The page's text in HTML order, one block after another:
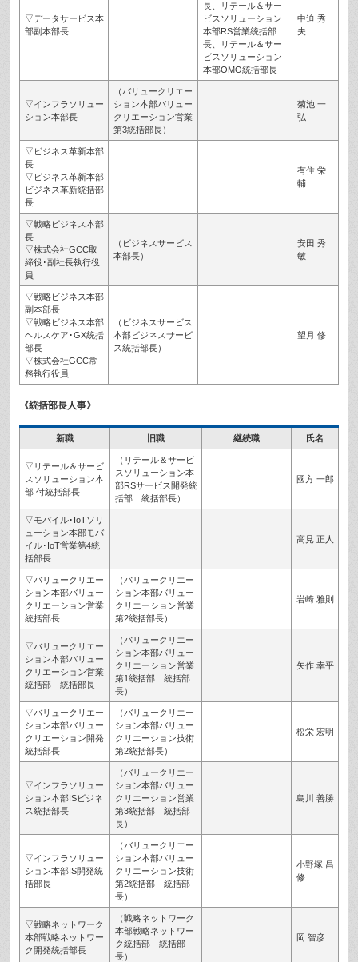
▽データサービス本
部副本部長
長、リテール＆サー
ビスソリューション
本部RS営業統括部
長、リテール＆サー
ビスソリューション
本部OMO統括部長
中迫 秀
夫
▽インフラソリュー
ション本部長
（バリュークリエー
ション本部バリュー
クリエーション営業
第3統括部長）
菊池 一
弘
▽ビジネス革新本部
長
▽ビジネス革新本部
ビジネス革新統括部
長
有住 栄
輔
▽戦略ビジネス本部
長
▽株式会社GCC取
締役･副社長執行役
員
（ビジネスサービス
本部長）
安田 秀
敏
▽戦略ビジネス本部
副本部長
▽戦略ビジネス本部
ヘルスケア･GX統括
部長
▽株式会社GCC常
務執行役員
（ビジネスサービス
本部ビジネスサービ
ス統括部長）
望月 修
《統括部長人事》
新職 旧職 継続職 氏名
▽リテール＆サービ
スソリューション本
部 付統括部長
（リテール＆サービ
スソリューション本
部RSサービス開発統
括部 統括部長）
國方 一郎
▽モバイル･IoTソリ
ューション本部モバ
イル･IoT営業第4統
括部長
高見 正人
▽バリュークリエー
ション本部バリュー
クリエーション営業
統括部長
（バリュークリエー
ション本部バリュー
クリエーション営業
第2統括部長）
岩崎 雅則
▽バリュークリエー
ション本部バリュー
クリエーション営業
統括部 統括部長
（バリュークリエー
ション本部バリュー
クリエーション営業
第1統括部 統括部
長）
矢作 幸平
▽バリュークリエー
ション本部バリュー
クリエーション開発
統括部長
（バリュークリエー
ション本部バリュー
クリエーション技術
第2統括部長）
松栄 宏明
▽インフラソリュー
ション本部ISビジネ
ス統括部長
（バリュークリエー
ション本部バリュー
クリエーション営業
第3統括部 統括部
長）
島川 善勝
▽インフラソリュー
ション本部IS開発統
括部長
（バリュークリエー
ション本部バリュー
クリエーション技術
第2統括部 統括部
長）
小野塚 昌
修
▽戦略ネットワーク
本部戦略ネットワー
ク開発統括部長
（戦略ネットワーク
本部戦略ネットワー
ク統括部 統括部
長）
岡 智彦